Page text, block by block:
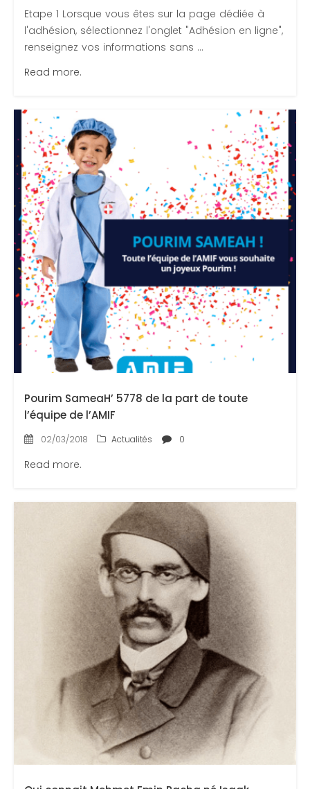
Etape 1 Lorsque vous êtes sur la page dédiée à
l'adhésion, sélectionnez l'onglet "Adhésion en ligne",
renseignez vos informations sans ...
Read more.
Pourim SameaH’ 5778 de la part de toute
l’équipe de l’AMIF
02/03/2018 Actualités 0
Read more.